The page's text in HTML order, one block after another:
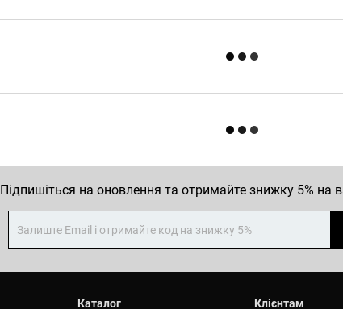
Підпишіться на оновлення та отримайте знижку 5% на
Каталог Клієнтам